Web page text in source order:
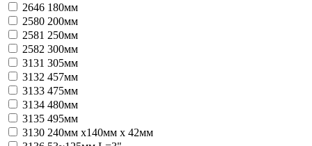
2646 180мм
2580 200мм
2581 250мм
2582 300мм
3131 305мм
3132 457мм
3133 475мм
3134 480мм
3135 495мм
3130 240мм x140мм x 42мм